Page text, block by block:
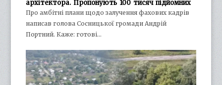
архітектора. Пропонують 100 тисяч підйомних
Про амбітні плани щодо залучення фахових кадрів
написав голова Сосницької громади Андрій
Портний. Каже: готові…